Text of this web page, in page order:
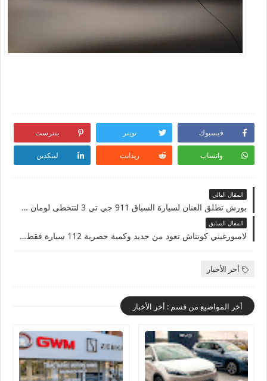
فيسبوك تويتر بنترست
واتساب ريدايت لينكدين
المقال التالي
بورش تطلق العنان لسيارة السباق 911 جي تي 3 لتتخطى لومان ودايتونا Porsche GT3 R 2023
المقال السابق
لامبورغيني كونتاش تعود من جديد وكمية حصرية 112 سيارة فقط Lamborghini Countach LPI 800-4
أخر الأخبار
أخر المواضيع من قسم : أخر الأخبار